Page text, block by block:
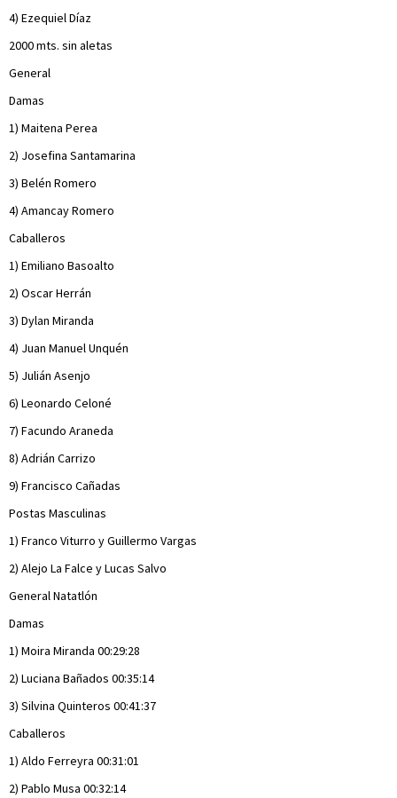
4) Ezequiel Díaz
2000 mts. sin aletas
General
Damas
1) Maitena Perea
2) Josefina Santamarina
3) Belén Romero
4) Amancay Romero
Caballeros
1) Emiliano Basoalto
2) Oscar Herrán
3) Dylan Miranda
4) Juan Manuel Unquén
5) Julián Asenjo
6) Leonardo Celoné
7) Facundo Araneda
8) Adrián Carrizo
9) Francisco Cañadas
Postas Masculinas
1) Franco Viturro y Guillermo Vargas
2) Alejo La Falce y Lucas Salvo
General Natatlón
Damas
1) Moira Miranda 00:29:28
2) Luciana Bañados 00:35:14
3) Silvina Quinteros 00:41:37
Caballeros
1) Aldo Ferreyra 00:31:01
2) Pablo Musa 00:32:14